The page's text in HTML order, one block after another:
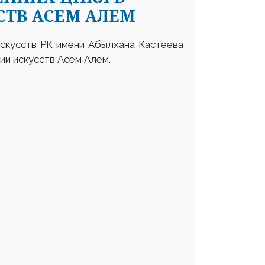
АСЕМ АЛЕМ
РК имени Абылхана Кастеева
искусств Асем Алем.